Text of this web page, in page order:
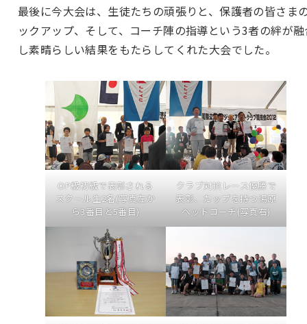
最後に今大会は、生徒たちの頑張りと、保護者の皆さま
ックアップ、そして、コーチ陣の指導という3者の絆が
し素晴らしい結果をもたらしてくれた大会でした。
OP級初級で表彰される
スクール生2名(写真左か
ら3番目と5番目)
クラブ対抗レース優勝で
表彰、カップを持つ湯原
ヘッドコーチ(写真右)